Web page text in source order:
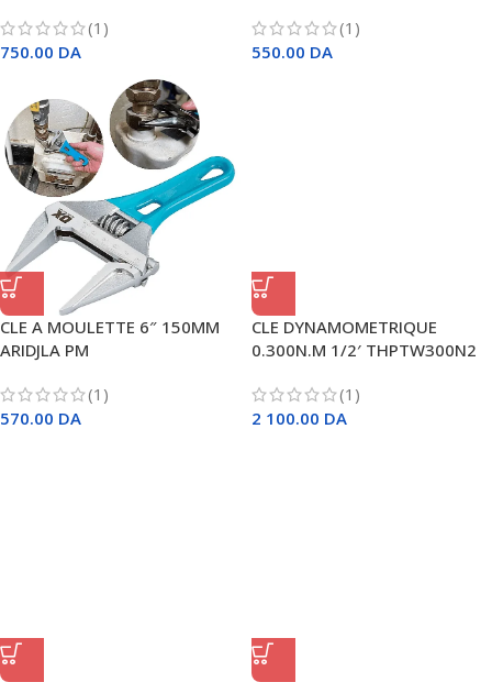
(1)
750.00 DA
(1)
550.00 DA
CLE A MOULETTE 6″ 150MM
ARIDJLA PM
(1)
570.00 DA
CLE DYNAMOMETRIQUE
0.300N.M 1/2′ THPTW300N2
(1)
2 100.00 DA